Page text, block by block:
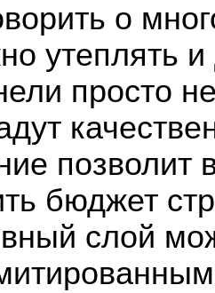
о
утеплять и
просто
позволит
бюджет
слой